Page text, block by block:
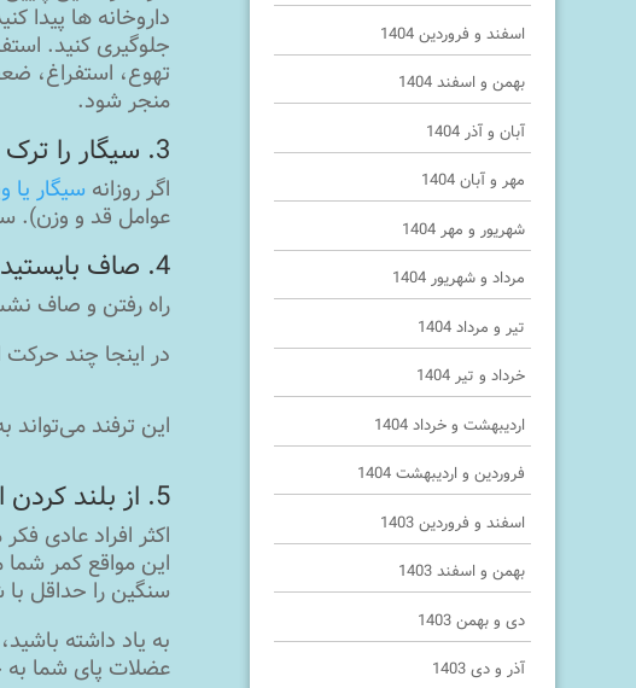
داروخانه ها پیدا
منجر شود.
3. سیگار را ترک کنید.
اگر روزانه سیگار یا
عوامل قد و وزن).
4. صاف بایستید و بنشینید.
راه رفتن و صاف
در اینجا چند
این ترفند می‌تواند
5. از بلند کردن اجسام سنگین خودداری کنید.
اکثر افراد عادی
این مواقع کمر
سنگین را حداقل
به یاد داشته
عضلات پای شما
اسفند و فروردین 1404
بهمن و اسفند 1404
آبان و آذر 1404
مهر و آبان 1404
شهریور و مهر 1404
مرداد و شهریور 1404
تیر و مرداد 1404
خرداد و تیر 1404
اردیبهشت و خرداد 1404
فروردین و اردیبهشت 1404
اسفند و فروردین 1403
بهمن و اسفند 1403
دی و بهمن 1403
آذر و دی 1403